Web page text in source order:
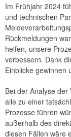
Im Frühjahr 2024
und technischen
Rückmeldungen
helfen, unsere
verbessern. Dank
Einblicke gewinnen
Bei der Analyse
alle zu einer
Prozesse führen
außerhalb des
diesen Fällen wäre